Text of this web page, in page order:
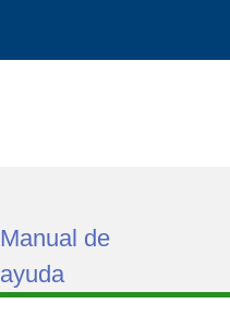
Manual de
ayuda